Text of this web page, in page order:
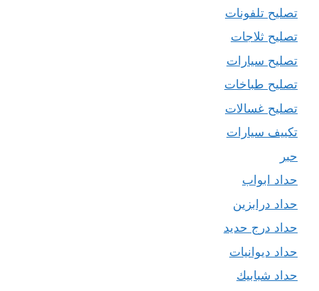
تصليح تلفونات
تصليح ثلاجات
تصليح سيارات
تصليح طباخات
تصليح غسالات
تكييف سيارات
حبر
حداد ابواب
حداد درابزين
حداد درج حديد
حداد ديوانيات
حداد شبابيك